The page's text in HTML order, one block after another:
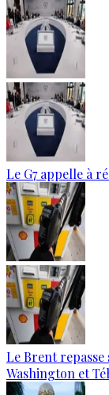
Le G7 appelle à
Le Brent repasse
Washington et